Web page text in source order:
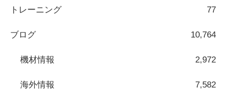
トレーニング 77
ブログ 10,764
機材情報 2,972
海外情報 7,582